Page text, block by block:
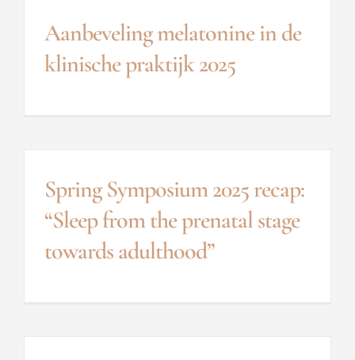
Aanbeveling melatonine in de
klinische praktijk 2025
Spring Symposium 2025 recap:
“Sleep from the prenatal stage
towards adulthood”